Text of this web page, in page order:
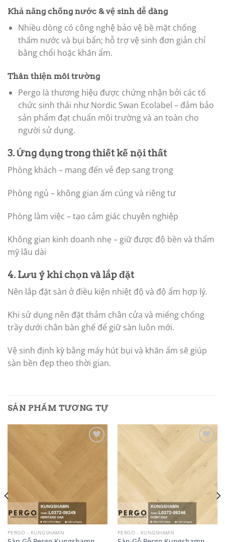
Khả năng chống nước & vệ sinh dễ dàng
Nhiều dòng có công nghệ bảo vệ bề mặt chống
thấm nước và bụi bẩn; hỗ trợ vệ sinh đơn giản chỉ
bằng chổi hoặc khăn ẩm.
Thân thiện môi trường
Pergo là thương hiệu được chứng nhận bởi các tổ
chức sinh thái như Nordic Swan Ecolabel – đảm bảo
sản phẩm đạt chuẩn môi trường và an toàn cho
người sử dụng.
3. Ứng dụng trong thiết kế nội thất
Phòng khách – mang đến vẻ đẹp sang trọng
Phòng ngủ – không gian ấm cúng và riêng tư
Phòng làm việc – tạo cảm giác chuyên nghiệp
Không gian kinh doanh nhẹ – giữ được độ bền và thẩm
mỹ lâu dài
4. Lưu ý khi chọn và lắp đặt
Nên lắp đặt sàn ở điều kiện nhiệt độ và độ ẩm hợp lý.
Khi sử dụng nên đặt thảm chân cửa và miếng chống
trầy dưới chân bàn ghế để giữ sàn luôn mới.
Vệ sinh định kỳ bằng máy hút bụi và khăn ẩm sẽ giúp
sàn bền đẹp theo thời gian.
SẢN PHẨM TƯƠNG TỰ
PERGO - KUNGSHAMN
wishlist
PERGO - KUNGSHAMN